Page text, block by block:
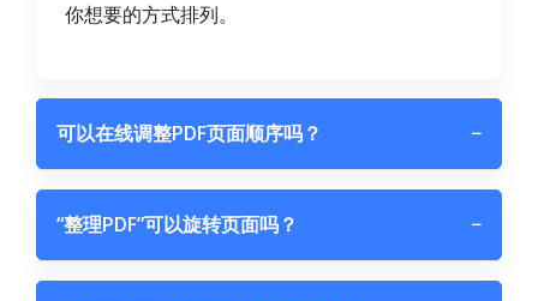
你想要的方式排列。
可以在线调整PDF页面顺序吗？ −
“整理PDF”可以旋转页面吗？ −